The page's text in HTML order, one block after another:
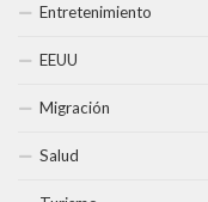
Entretenimiento
EEUU
Migración
Salud